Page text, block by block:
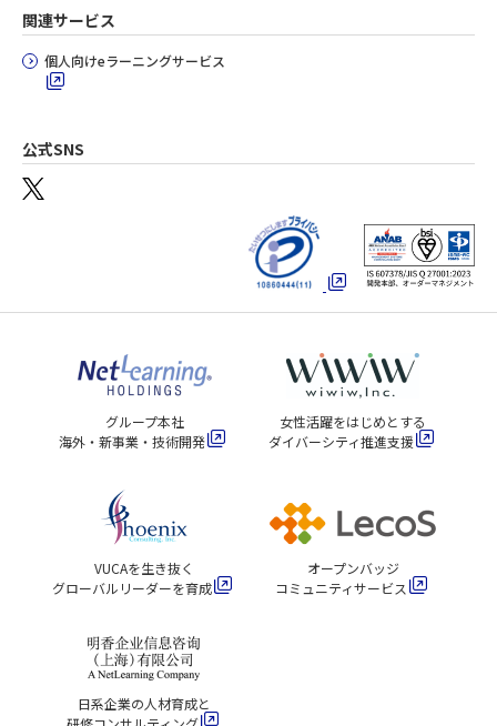
関連サービス
個人向けeラーニングサービス
公式SNS
グループ本社
海外・新事業・技術開発
女性活躍をはじめとする
ダイバーシティ推進支援
VUCAを生き抜く
グローバルリーダーを育成
オープンバッジ
コミュニティサービス
日系企業の人材育成と